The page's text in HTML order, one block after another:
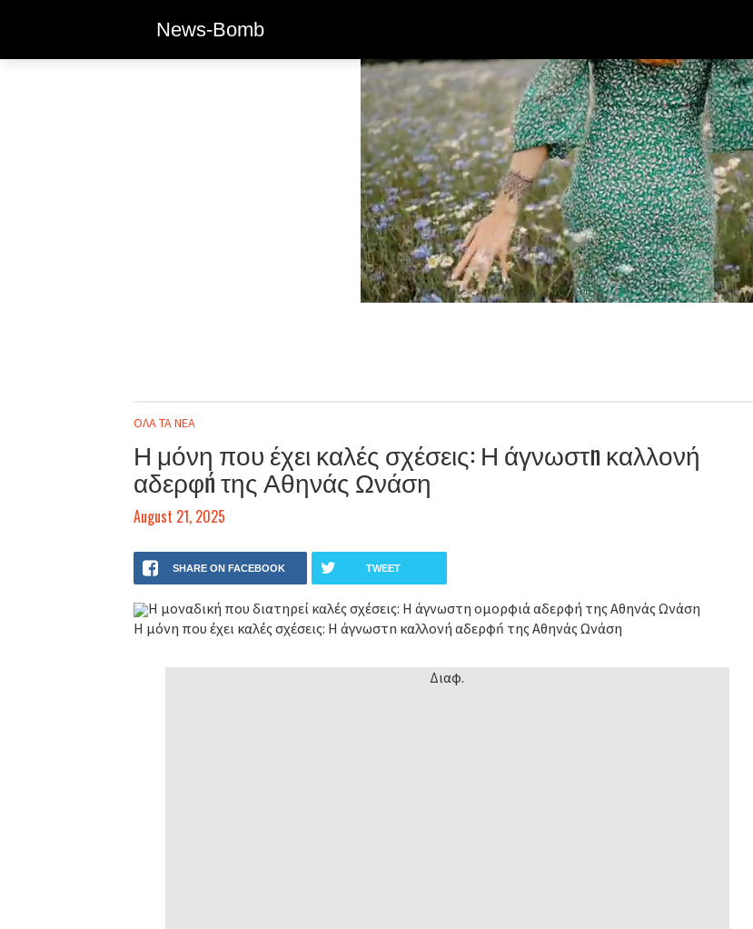
News-Bomb
ΟΛΑ ΤΑ ΝΕΑ
Η μόνη που έχει καλές σχέσεις: Η άγνωστn καλλονή
αδερφń της Αθηνάς Ωνάση
August 21, 2025
SHARE ON FACEBOOK TWEET
Η μοναδική που διατηρεί καλές σχέσεις: Η άγνωστη ομορφιά αδερφή της Αθηνάς Ωνάση
Η μόνη που έχει καλές σχέσεις: Η άγνωστn καλλονή αδερφń της Αθηνάς Ωνάση
Διαφ.